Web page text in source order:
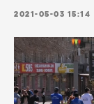
2021-05-03 15:14